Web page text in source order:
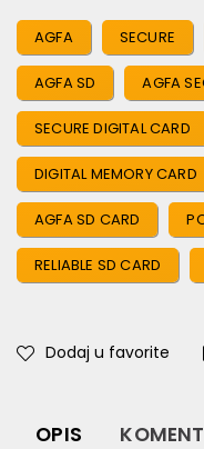
AGFA SECURE
AGFA SD AGFA
SECURE DIGITAL CARD
DIGITAL MEMORY CARD
AGFA SD CARD
RELIABLE SD CARD
Dodaj u favorite
OPIS